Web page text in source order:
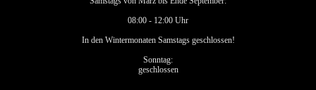
08:00 - 12:00 Uhr
In den Wintermonaten Samstags geschlossen!
Sonntag:
geschlossen